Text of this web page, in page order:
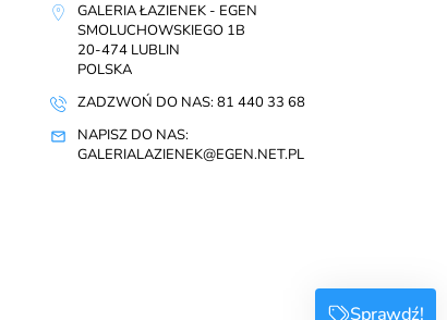
GALERIA ŁAZIENEK - EGEN
SMOLUCHOWSKIEGO 1B
20-474 LUBLIN
POLSKA
ZADZWOŃ DO NAS: 81 440 33 68
NAPISZ DO NAS:
GALERIALAZIENEK@EGEN.NET.PL